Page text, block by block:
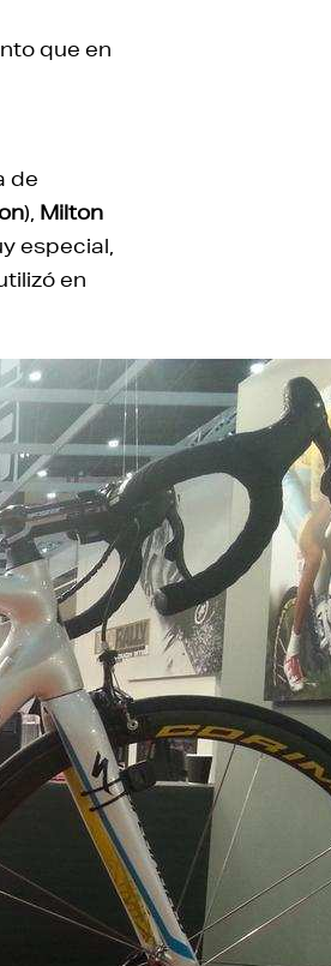
que en
de
), Milton
especial,
en